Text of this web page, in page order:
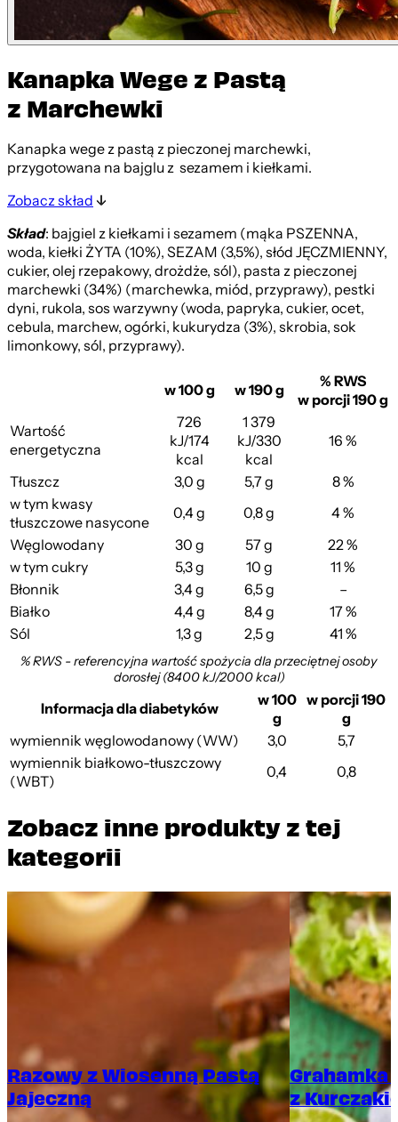
Kanapka Wege z Pastą
z Marchewki
Kanapka wege z pastą z pieczonej marchewki,
przygotowana na bajglu z sezamem i kiełkami.
Zobacz skład
Skład: bajgiel z kiełkami i sezamem (mąka PSZENNA,
woda, kiełki ŻYTA (10%), SEZAM (3,5%), słód JĘCZMIENNY,
cukier, olej rzepakowy, drożdże, sól), pasta z pieczonej
marchewki (34%) (marchewka, miód, przyprawy), pestki
dyni, rukola, sos warzywny (woda, papryka, cukier, ocet,
cebula, marchew, ogórki, kukurydza (3%), skrobia, sok
limonkowy, sól, przyprawy).
w 100 g w 190 g
% RWS
w porcji 190 g
Wartość
energetyczna
726
kJ/174
kcal
1 379
kJ/330
kcal
16 %
Tłuszcz 3,0 g 5,7 g
8 %
w tym kwasy
tłuszczowe nasycone
0,4 g 0,8 g
4 %
Węglowodany
30 g 57 g
22 %
w tym cukry
5,3 g 10 g
11 %
Błonnik
3,4 g 6,5 g
–
Białko
4,4 g 8,4 g
17 %
Sól
1,3 g 2,5 g 41 %
% RWS - referencyjna wartość spożycia dla przeciętnej osoby
dorosłej (8400 kJ/2000 kcal)
Informacja dla diabetyków
w 100
g
w porcji 190
g
wymiennik węglowodanowy (WW)
3,0
5,7
wymiennik białkowo-tłuszczowy
(WBT)
0,4 0,8
Zobacz inne produkty z tej
kategorii
Razowy z Wiosenną Pastą
Jajeczną
Grahamka
z